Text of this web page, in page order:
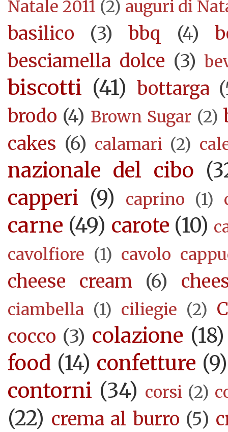
Natale 2011 (2) auguri di
basilico (3) bbq (4)
besciamella dolce (3)
biscotti (41) bottarga
brodo (4) Brown Sugar (2)
cakes (6) calamari (2)
nazionale del cibo
capperi (9) caprino (1)
carne (49) carote (10)
cavolfiore (1) cavolo
cheese cream (6)
ciambella (1) ciliegie (2)
cocco (3) colazione (18)
food (14) confetture (9)
contorni (34) corsi (2)
(22) crema al burro (5)